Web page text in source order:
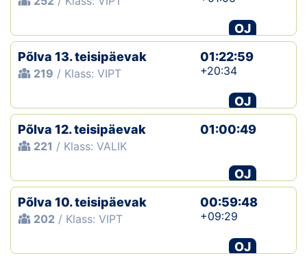
Suletud maastikud
Püsirajad
Ajalugu
Koolitused
OJ
Põlva 13. teisipäevak
219 / Klass: VIPT
01:22:59
+20:34
OJ
Põlva 12. teisipäevak
221 / Klass: VALIK
01:00:49
OJ
Põlva 10. teisipäevak
202 / Klass: VIPT
00:59:48
+09:29
OJ